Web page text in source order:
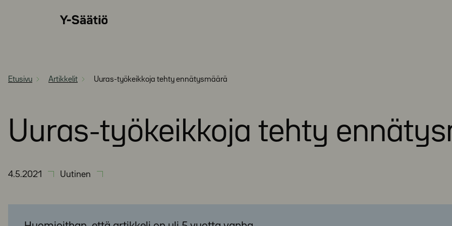
Etusivu Artikkelit Uuras-työkeikkoja tehty ennätysmäärä
Uuras-työkeikkoja tehty
4.5.2021 Uutinen